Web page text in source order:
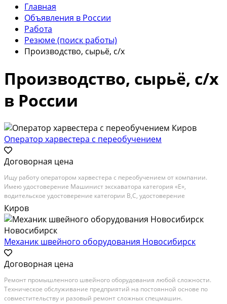
Главная
Объявления в России
Работа
Резюме (поиск работы)
Производство, сырьё, с/х
Производство, сырьё, с/х
в России
Оператор харвестера с переобучением
Договорная цена
Ищу работу оператором харвестера с переобучением от компании.
Имею удостоверение Машинист экскаватора категория «Е»,
водительское удостоверение категории В,С, удостоверение
стропальщик 4 разряд. Я без вредных привычек, надёжный, быстро
обучаем, желание работать. Готов к обучению новым профессиям...
Киров
Механик швейного оборудования Новосибирск
Договорная цена
Ремонт промышленного швейного оборудования любой сложности.
Техническое обслуживание предприятий на постоянной основе по
совместительству и разовый ремонт сложных спецмашин.